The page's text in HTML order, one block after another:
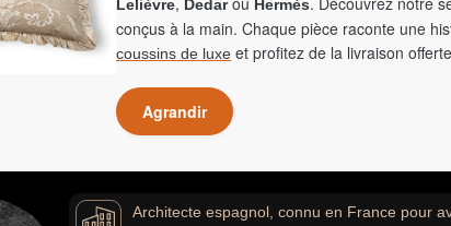
Lelièvre Dedar Hermès
conçus à la main. Chaque pièce raconte une
coussins de luxe et profitez de la livraison
Agrandir
Architecte espagnol, connu en France pour